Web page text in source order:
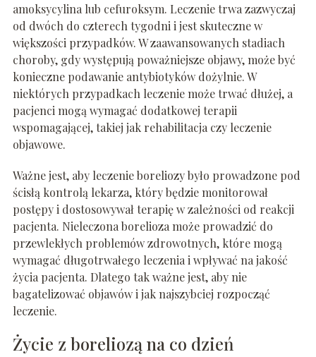
amoksycylina lub cefuroksym. Leczenie trwa zazwyczaj
od dwóch do czterech tygodni i jest skuteczne w
większości przypadków. W zaawansowanych stadiach
choroby, gdy występują poważniejsze objawy, może być
konieczne podawanie antybiotyków dożylnie. W
niektórych przypadkach leczenie może trwać dłużej, a
pacjenci mogą wymagać dodatkowej terapii
wspomagającej, takiej jak rehabilitacja czy leczenie
objawowe.
Ważne jest, aby leczenie boreliozy było prowadzone pod
ścisłą kontrolą lekarza, który będzie monitorował
postępy i dostosowywał terapię w zależności od reakcji
pacjenta. Nieleczona borelioza może prowadzić do
przewlekłych problemów zdrowotnych, które mogą
wymagać długotrwałego leczenia i wpływać na jakość
życia pacjenta. Dlatego tak ważne jest, aby nie
bagatelizować objawów i jak najszybciej rozpocząć
leczenie.
Życie z boreliozą na co dzień